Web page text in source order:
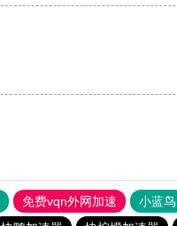
免费vqn外网加速 小蓝鸟